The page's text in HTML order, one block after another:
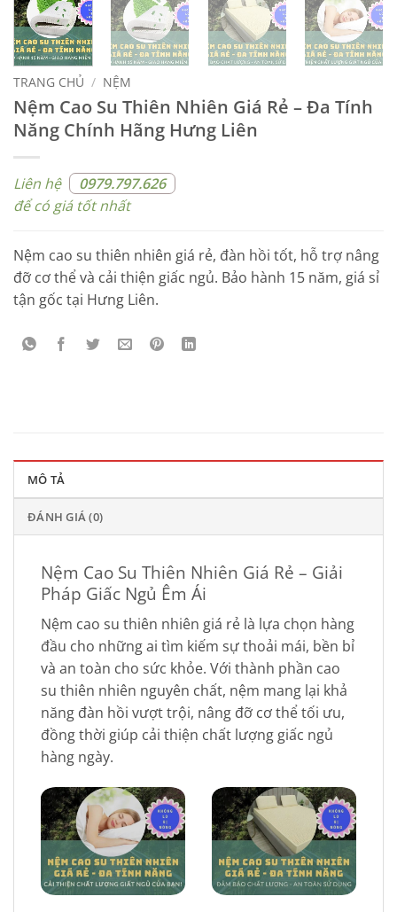
TRANG CHỦ / NỆM
Nệm Cao Su Thiên Nhiên Giá Rẻ – Đa Tính
Năng Chính Hãng Hưng Liên
Liên hệ
0979.797.626
để có giá tốt nhất
Nệm cao su thiên nhiên giá rẻ, đàn hồi tốt, hỗ trợ nâng
đỡ cơ thể và cải thiện giấc ngủ. Bảo hành 15 năm, giá sỉ
tận gốc tại Hưng Liên.
MÔ TẢ
ĐÁNH GIÁ (0)
Nệm Cao Su Thiên Nhiên Giá Rẻ – Giải
Pháp Giấc Ngủ Êm Ái
Nệm cao su thiên nhiên giá rẻ là lựa chọn hàng
đầu cho những ai tìm kiếm sự thoải mái, bền bỉ
và an toàn cho sức khỏe. Với thành phần cao
su thiên nhiên nguyên chất, nệm mang lại khả
năng đàn hồi vượt trội, nâng đỡ cơ thể tối ưu,
đồng thời giúp cải thiện chất lượng giấc ngủ
hàng ngày.